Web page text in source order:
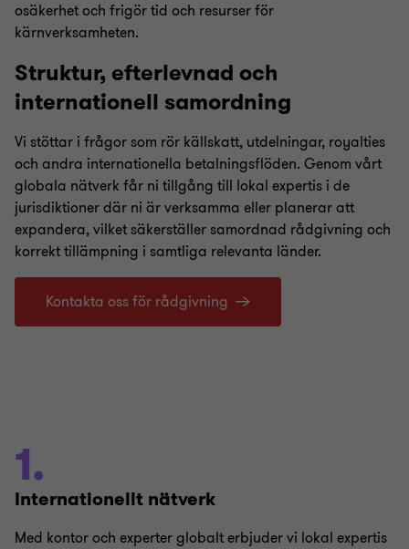
osäkerhet och frigör tid och resurser för
kärnverksamheten.
Struktur, efterlevnad och
internationell samordning
Vi stöttar i frågor som rör källskatt, utdelningar, royalties
och andra internationella betalningsflöden. Genom vårt
globala nätverk får ni tillgång till lokal expertis i de
jurisdiktioner där ni är verksamma eller planerar att
expandera, vilket säkerställer samordnad rådgivning och
korrekt tillämpning i samtliga relevanta länder.
Kontakta oss för rådgivning
1.
Internationellt nätverk
Med kontor och experter globalt erbjuder vi lokal expertis